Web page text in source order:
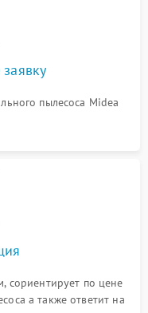
пылесоса Midea
сориентирует по цене
а также ответит на